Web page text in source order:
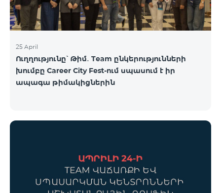
25 April
Ուղղությունը՝ Թիմ․ Team ընկերությունների
խումբը Career City Fest-ում սպասում է իր
ապագա թիմակիցներին